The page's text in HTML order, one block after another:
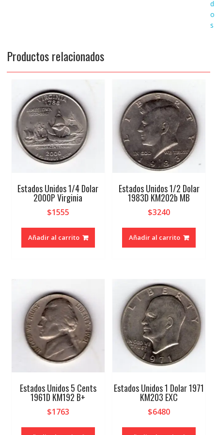
d
o
s
Productos relacionados
Estados Unidos 1/4 Dolar
2000P Virginia
$1555
Añadir al carrito
Estados Unidos 1/2 Dolar
1983D KM202b MB
$3240
Añadir al carrito
Estados Unidos 5 Cents
1961D KM192 B+
$1763
Estados Unidos 1 Dolar 1971
KM203 EXC
$6480